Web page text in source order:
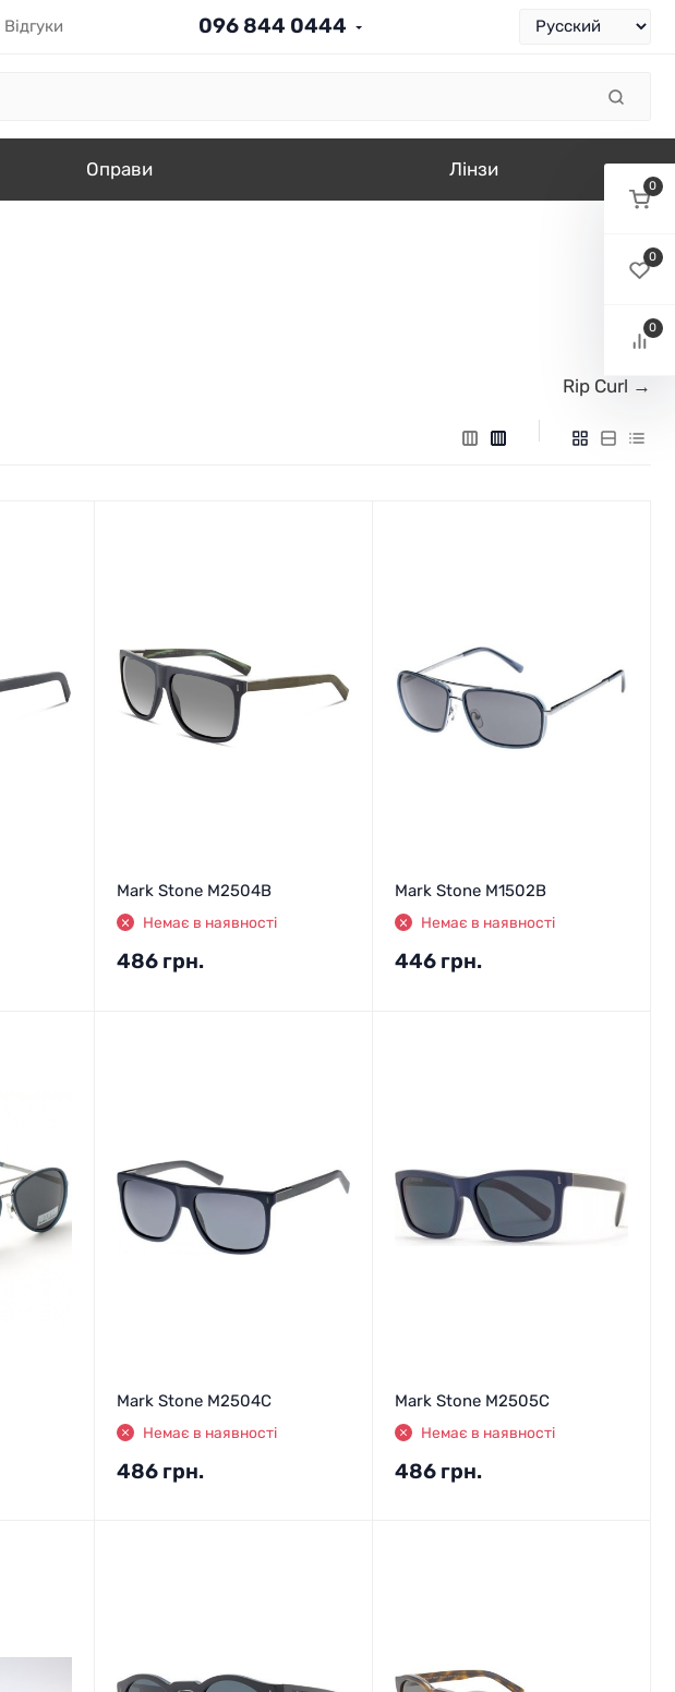
Відгуки 096 844 0444
Оправи Лінзи
Rip Curl →
Mark Stone M2504B
Немає в наявності
486 грн.
Mark Stone M1502B
Немає в наявності
446 грн.
Mark Stone M2504C
Немає в наявності
486 грн.
Mark Stone M2505C
Немає в наявності
486 грн.
0
0
0